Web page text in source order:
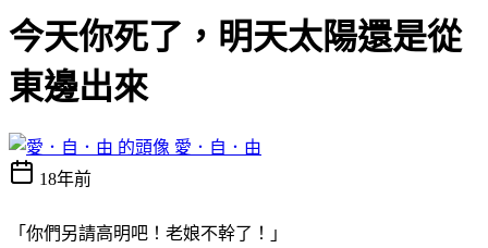
今天你死了，明天太陽還是從
東邊出來
愛．自．由
18年前
「你們另請高明吧！老娘不幹了！」